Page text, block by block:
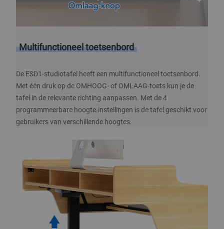
Multifunctioneel toetsenbord
De ESD1-studiotafel heeft een multifunctioneel toetsenbord.
Met één druk op de OMHOOG- of OMLAAG-toets kun je de
tafel in de relevante richting aanpassen. Met de 4
programmeerbare hoogte-instellingen is de tafel geschikt voor
gebruikers van verschillende hoogtes.